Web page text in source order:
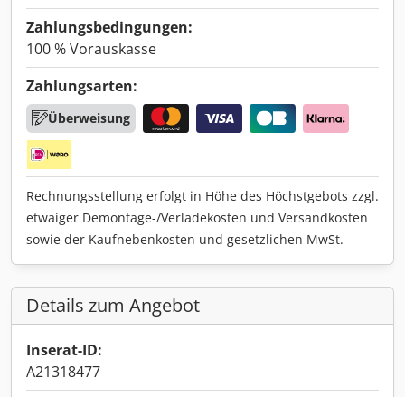
Zahlungsbedingungen:
100 % Vorauskasse
Zahlungsarten:
Überweisung
Rechnungsstellung erfolgt in Höhe des Höchstgebots zzgl.
etwaiger Demontage-/Verladekosten und Versandkosten
sowie der Kaufnebenkosten und gesetzlichen MwSt.
Details zum Angebot
Inserat-ID:
A21318477